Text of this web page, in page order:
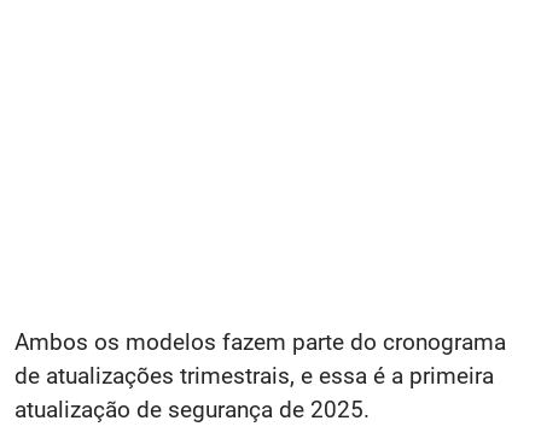
Ambos os modelos fazem parte do cronograma
de atualizações trimestrais, e essa é a primeira
atualização de segurança de 2025.